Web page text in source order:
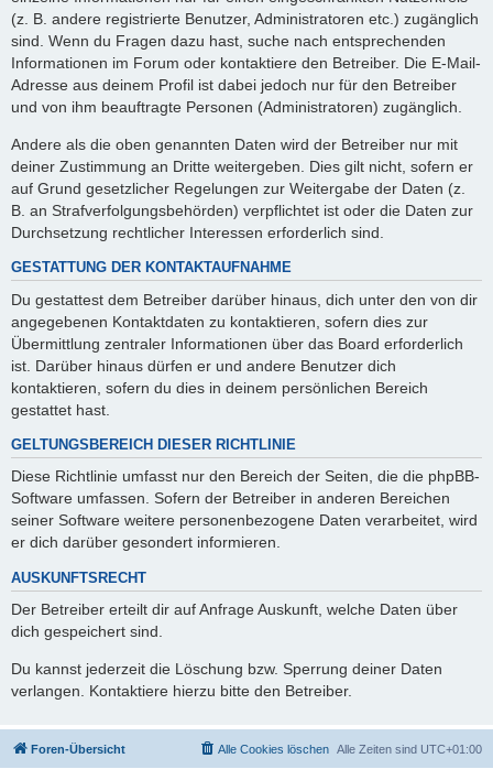
(z. B. andere registrierte Benutzer, Administratoren etc.) zugänglich
sind. Wenn du Fragen dazu hast, suche nach entsprechenden
Informationen im Forum oder kontaktiere den Betreiber. Die E-Mail-
Adresse aus deinem Profil ist dabei jedoch nur für den Betreiber
und von ihm beauftragte Personen (Administratoren) zugänglich.
Andere als die oben genannten Daten wird der Betreiber nur mit
deiner Zustimmung an Dritte weitergeben. Dies gilt nicht, sofern er
auf Grund gesetzlicher Regelungen zur Weitergabe der Daten (z.
B. an Strafverfolgungsbehörden) verpflichtet ist oder die Daten zur
Durchsetzung rechtlicher Interessen erforderlich sind.
GESTATTUNG DER KONTAKTAUFNAHME
Du gestattest dem Betreiber darüber hinaus, dich unter den von dir
angegebenen Kontaktdaten zu kontaktieren, sofern dies zur
Übermittlung zentraler Informationen über das Board erforderlich
ist. Darüber hinaus dürfen er und andere Benutzer dich
kontaktieren, sofern du dies in deinem persönlichen Bereich
gestattet hast.
GELTUNGSBEREICH DIESER RICHTLINIE
Diese Richtlinie umfasst nur den Bereich der Seiten, die die phpBB-
Software umfassen. Sofern der Betreiber in anderen Bereichen
seiner Software weitere personenbezogene Daten verarbeitet, wird
er dich darüber gesondert informieren.
AUSKUNFTSRECHT
Der Betreiber erteilt dir auf Anfrage Auskunft, welche Daten über
dich gespeichert sind.
Du kannst jederzeit die Löschung bzw. Sperrung deiner Daten
verlangen. Kontaktiere hierzu bitte den Betreiber.
Foren-Übersicht Alle Zeiten sind UTC+01:00
Alle Cookies löschen